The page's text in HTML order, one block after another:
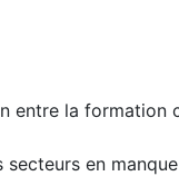
entre la
en